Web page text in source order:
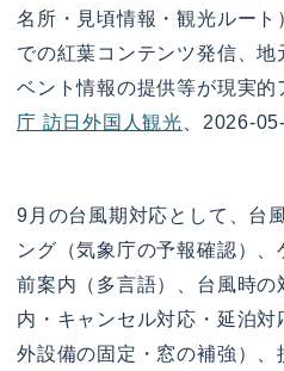
名所・見頃情報・観光ルー
での紅葉コンテンツ発信、
ベント情報の提供等が現実
庁 訪日外国人観光 、2026-
9月の台風期対応として、台
ング（気象庁の予報確認）
前案内（多言語）、台風時
内・キャンセル対応・延泊
外設備の固定・窓の補強）